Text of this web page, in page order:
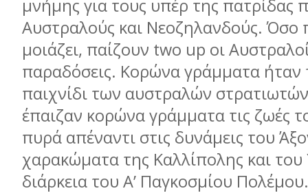
μνήμης για τους υπέρ της πατρίδας
Αυστραλούς και Νεοζηλανδούς. Όσο
μοιάζει, παίζουν two up οι
παραδόσεις. Κορώνα γράμματα ήταν
παιχνίδι των αυστραλών
έπαιζαν κορώνα γράμματα τις ζωές
πυρά απέναντι στις δυνάμεις του
χαρακώματα της Καλλίπολης και
διάρκεια του Α’ Παγκοσμίου